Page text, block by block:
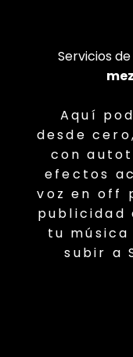
Servicios de
Aquí
desde
con
efectos
voz en off
publicidad
tu
subir a